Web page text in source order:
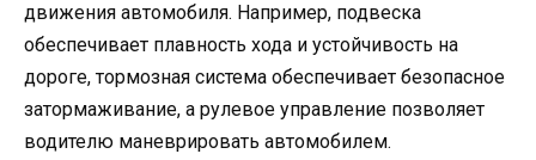
движения автомобиля. Например, подвеска
обеспечивает плавность хода и устойчивость на
дороге, тормозная система обеспечивает безопасное
затормаживание, а рулевое управление позволяет
водителю маневрировать автомобилем.